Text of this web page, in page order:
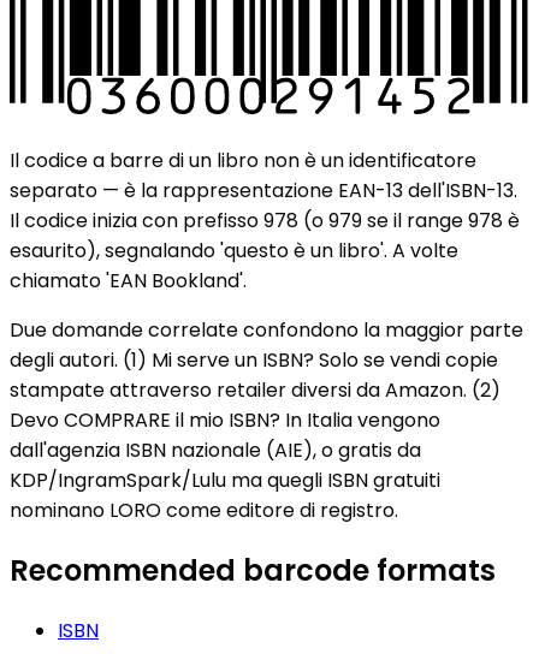
Il codice a barre di un libro non è un identificatore
separato — è la rappresentazione EAN-13 dell'ISBN-13.
Il codice inizia con prefisso 978 (o 979 se il range 978 è
esaurito), segnalando 'questo è un libro'. A volte
chiamato 'EAN Bookland'.
Due domande correlate confondono la maggior parte
degli autori. (1) Mi serve un ISBN? Solo se vendi copie
stampate attraverso retailer diversi da Amazon. (2)
Devo COMPRARE il mio ISBN? In Italia vengono
dall'agenzia ISBN nazionale (AIE), o gratis da
KDP/IngramSpark/Lulu ma quegli ISBN gratuiti
nominano LORO come editore di registro.
Recommended barcode formats
ISBN